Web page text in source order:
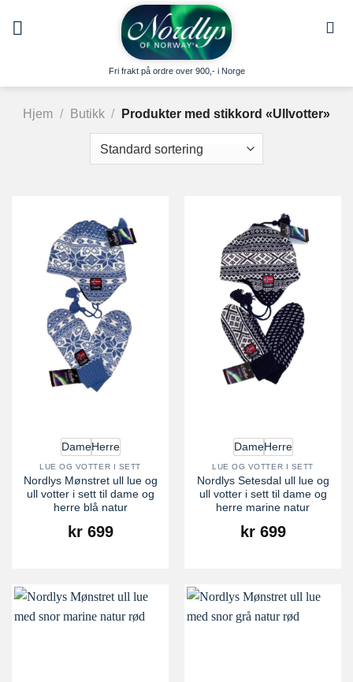
Fri frakt på ordre over 900,- i Norge
Hjem / Butikk / Produkter med stikkord «Ullvotter»
DameHerre
LUE OG VOTTER I SETT
Nordlys Mønstret ull lue og
ull votter i sett til dame og
herre blå natur
kr699
DameHerre
LUE OG VOTTER I SETT
Nordlys Setesdal ull lue og
ull votter i sett til dame og
herre marine natur
kr699